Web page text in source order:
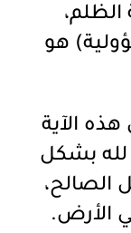
هو
الآية
لله بشكل
الصالح،
الأرض.